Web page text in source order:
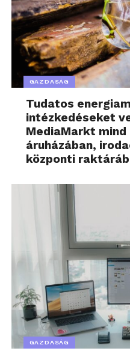
GAZDASÁG
Tudatos
intézkedéseket
MediaMarkt mind
áruházában,
központi
GAZDASÁG